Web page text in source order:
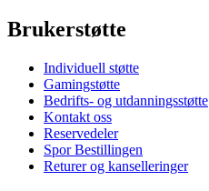
Brukerstøtte
Individuell støtte
Gamingstøtte
Bedrifts- og utdanningsstøtte
Kontakt oss
Reservedeler
Spor Bestillingen
Returer og kanselleringer